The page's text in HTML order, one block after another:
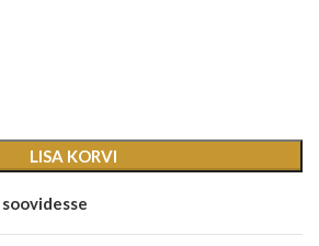
LISA KORVI
soovidesse